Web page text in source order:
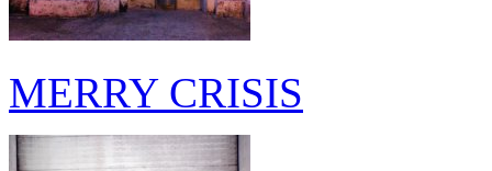
MERRY CRISIS